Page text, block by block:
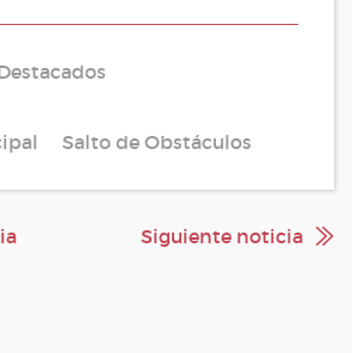
Salto de Obstáculos
Siguiente noticia